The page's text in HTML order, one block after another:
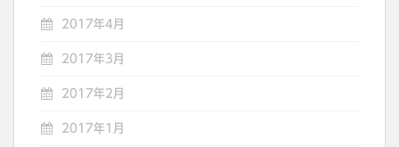
2017年4月
2017年3月
2017年2月
2017年1月